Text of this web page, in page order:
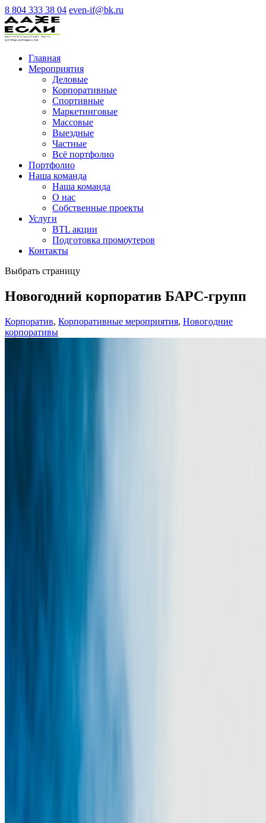
8 804 333 38 04 even-if@bk.ru
Главная
Мероприятия
Деловые
Корпоративные
Спортивные
Маркетинговые
Массовые
Выездные
Частные
Всё портфолио
Портфолио
Наша команда
Наша команда
О нас
Cобственные проекты
Услуги
BTL акции
Подготовка промоутеров
Контакты
Выбрать страницу
Новогодний корпоратив БАРС-групп
Корпоратив, Корпоративные мероприятия, Новогодние
корпоративы